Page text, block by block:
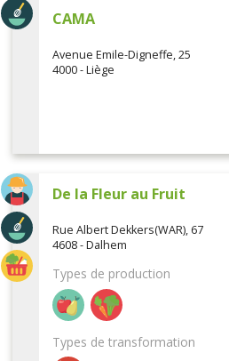
CAMA
Avenue Emile-Digneffe, 25
4000 - Liège
De la Fleur au Fruit
Rue Albert Dekkers(WAR), 67
4608 - Dalhem
Types de production
Types de transformation